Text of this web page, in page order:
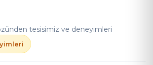
tesisimiz ve deneyimleri